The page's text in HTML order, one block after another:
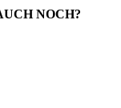
NOCH?